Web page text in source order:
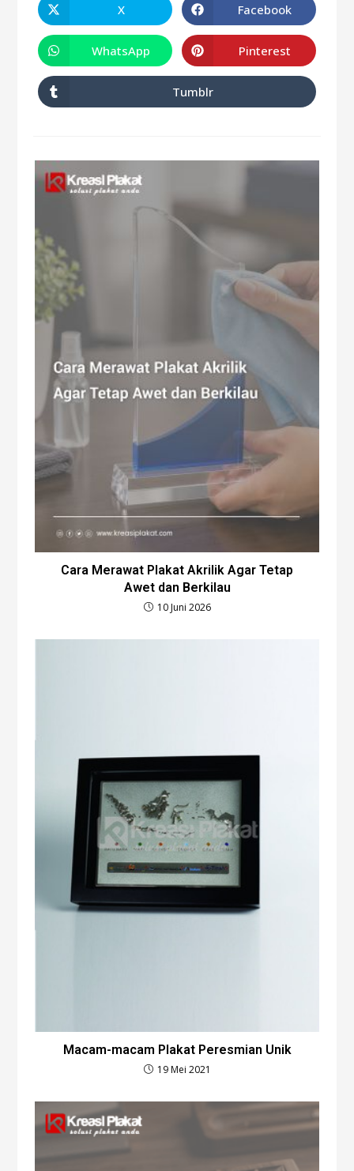
X Facebook
WhatsApp Pinterest
Tumblr
Cara Merawat Plakat Akrilik Agar Tetap
Awet dan Berkilau
10 Juni 2026
Macam-macam Plakat Peresmian Unik
19 Mei 2021